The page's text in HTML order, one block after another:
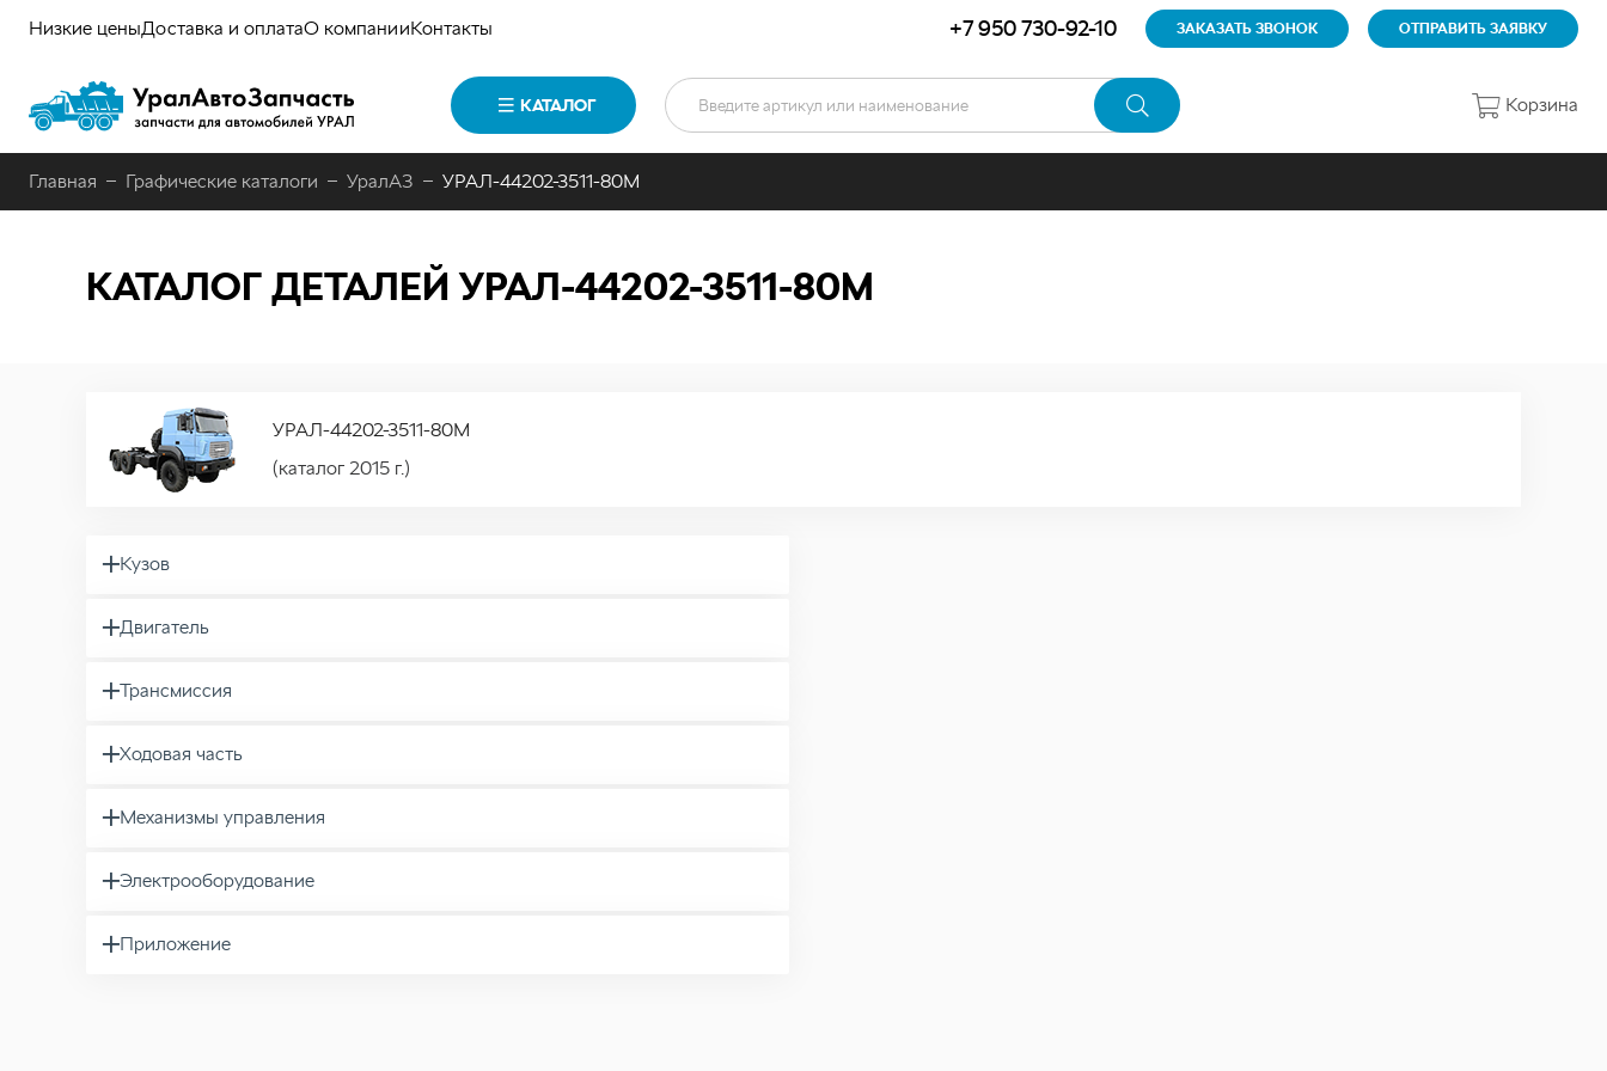
Низкие ценыДоставка и оплатаО компанииКонтакты +7 950 730-92-10 ЗАКАЗАТЬ ЗВОНОК ОТПРАВИТЬ ЗАЯВКУ
КАТАЛОГ Корзина
Главная Графические каталоги УралАЗ УРАЛ-44202-3511-80М
КАТАЛОГ ДЕТАЛЕЙ УРАЛ-44202-3511-80М
Кузов
Двигатель
Трансмиссия
Ходовая часть
Механизмы управления
Электрооборудование
Приложение
УРАЛ-44202-3511-80М
(каталог 2015 г.)